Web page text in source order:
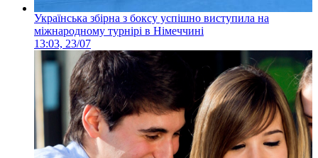
Українська збірна з боксу успішно виступила на
міжнародному турнірі в Німеччині
13:03, 23/07